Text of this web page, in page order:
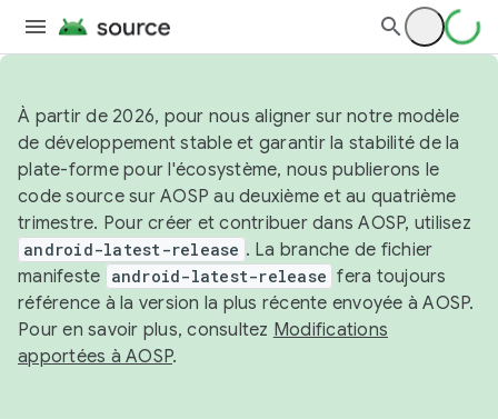
À partir de 2026, pour nous aligner sur notre modèle
de développement stable et garantir la stabilité de la
plate-forme pour l'écosystème, nous publierons le
code source sur AOSP au deuxième et au quatrième
trimestre. Pour créer et contribuer dans AOSP, utilisez
android-latest-release . La branche de fichier
manifeste android-latest-release fera toujours
référence à la version la plus récente envoyée à AOSP.
Pour en savoir plus, consultez Modifications
apportées à AOSP.